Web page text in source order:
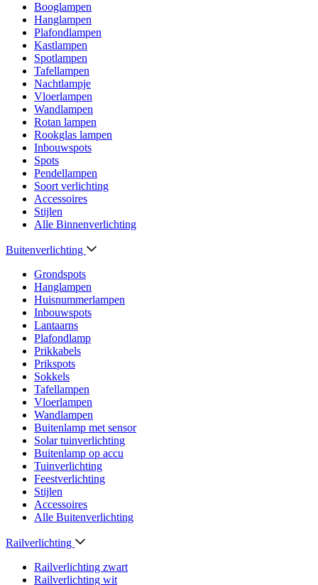
Booglampen
Hanglampen
Plafondlampen
Kastlampen
Spotlampen
Tafellampen
Nachtlampje
Vloerlampen
Wandlampen
Rotan lampen
Rookglas lampen
Inbouwspots
Spots
Pendellampen
Soort verlichting
Accessoires
Stijlen
Alle Binnenverlichting
Buitenverlichting
Grondspots
Hanglampen
Huisnummerlampen
Inbouwspots
Lantaarns
Plafondlamp
Prikkabels
Prikspots
Sokkels
Tafellampen
Vloerlampen
Wandlampen
Buitenlamp met sensor
Solar tuinverlichting
Buitenlamp op accu
Tuinverlichting
Feestverlichting
Stijlen
Accessoires
Alle Buitenverlichting
Railverlichting
Railverlichting zwart
Railverlichting wit